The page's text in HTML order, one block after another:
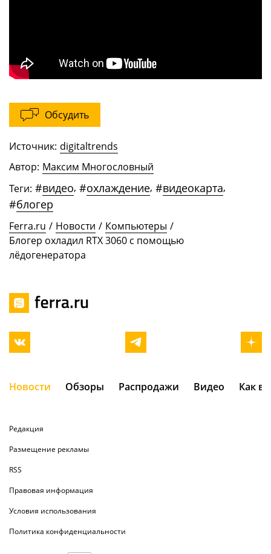
Обсудить
Источник: digitaltrends
Автор: Максим Многословный
Теги: #видео, #охлаждение, #видеокарта,
#блогер
Ferra.ru / Новости / Компьютеры /
Блогер охладил RTX 3060 с помощью
лёдогенератора
Новости Обзоры Распродажи Видео Как
Редакция
Размещение рекламы
RSS
Правовая информация
Условия использования
Политика конфиденциальности